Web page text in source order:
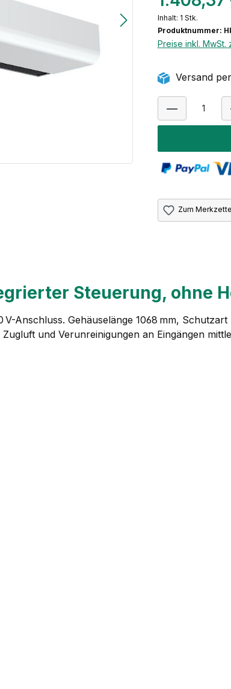
Inhalt: 1 Stk.
Produktnummer:
Preise inkl.
Versand
Zum
Steuerung, ohne
Anschluss. Gehäuselänge 1068 mm,
und Verunreinigungen an Eingängen